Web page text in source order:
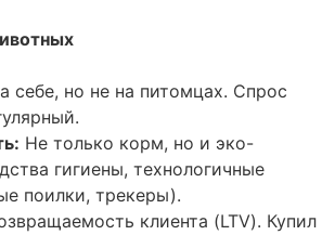
себе, но не на питомцах. Спрос
Не только корм, но и эко-
гигиены, технологичные
поилки, трекеры).
клиента (LTV). Купил